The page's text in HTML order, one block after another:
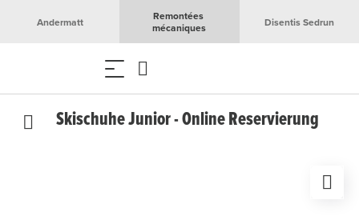
Andermatt
Remontées
mécaniques
Disentis Sedrun
Skischuhe Junior - Online Reservierung